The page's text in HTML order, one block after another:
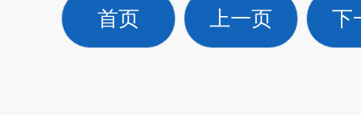
首页 上一页 下